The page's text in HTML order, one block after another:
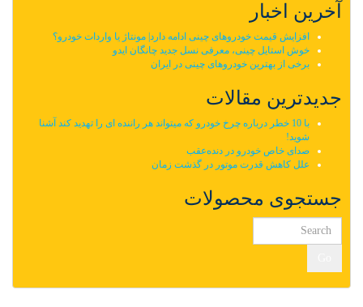
آخرین اخبار
افزایش قیمت خودروهای چینی ادامه دارد| مونتاژ یا واردات خودرو؟
خوش استایل چینی، معرفی نسل جدید چانگان ایدو
برخی از بهترین خودروهای چینی در ایران
جدیدترین مقالات
با 10 خطر درباره چرخ خودرو که میتواند هر راننده ای را تهدید کند آشنا
شوید!
صدای خاص خودرو در دنده‌عقب
علل کاهش قدرت موتور در گذشت زمان
جستجوی محصولات